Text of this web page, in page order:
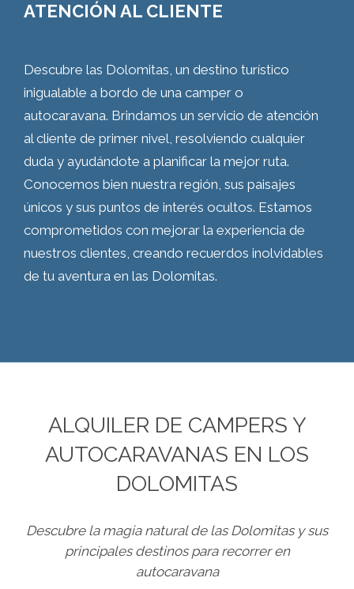
ATENCIÓN AL CLIENTE
Descubre las Dolomitas, un destino turístico
inigualable a bordo de una camper o
autocaravana. Brindamos un servicio de atención
al cliente de primer nivel, resolviendo cualquier
duda y ayudándote a planificar la mejor ruta.
Conocemos bien nuestra región, sus paisajes
únicos y sus puntos de interés ocultos. Estamos
comprometidos con mejorar la experiencia de
nuestros clientes, creando recuerdos inolvidables
de tu aventura en las Dolomitas.
ALQUILER DE CAMPERS Y
AUTOCARAVANAS EN LOS
DOLOMITAS
Descubre la magia natural de las Dolomitas y sus
principales destinos para recorrer en
autocaravana